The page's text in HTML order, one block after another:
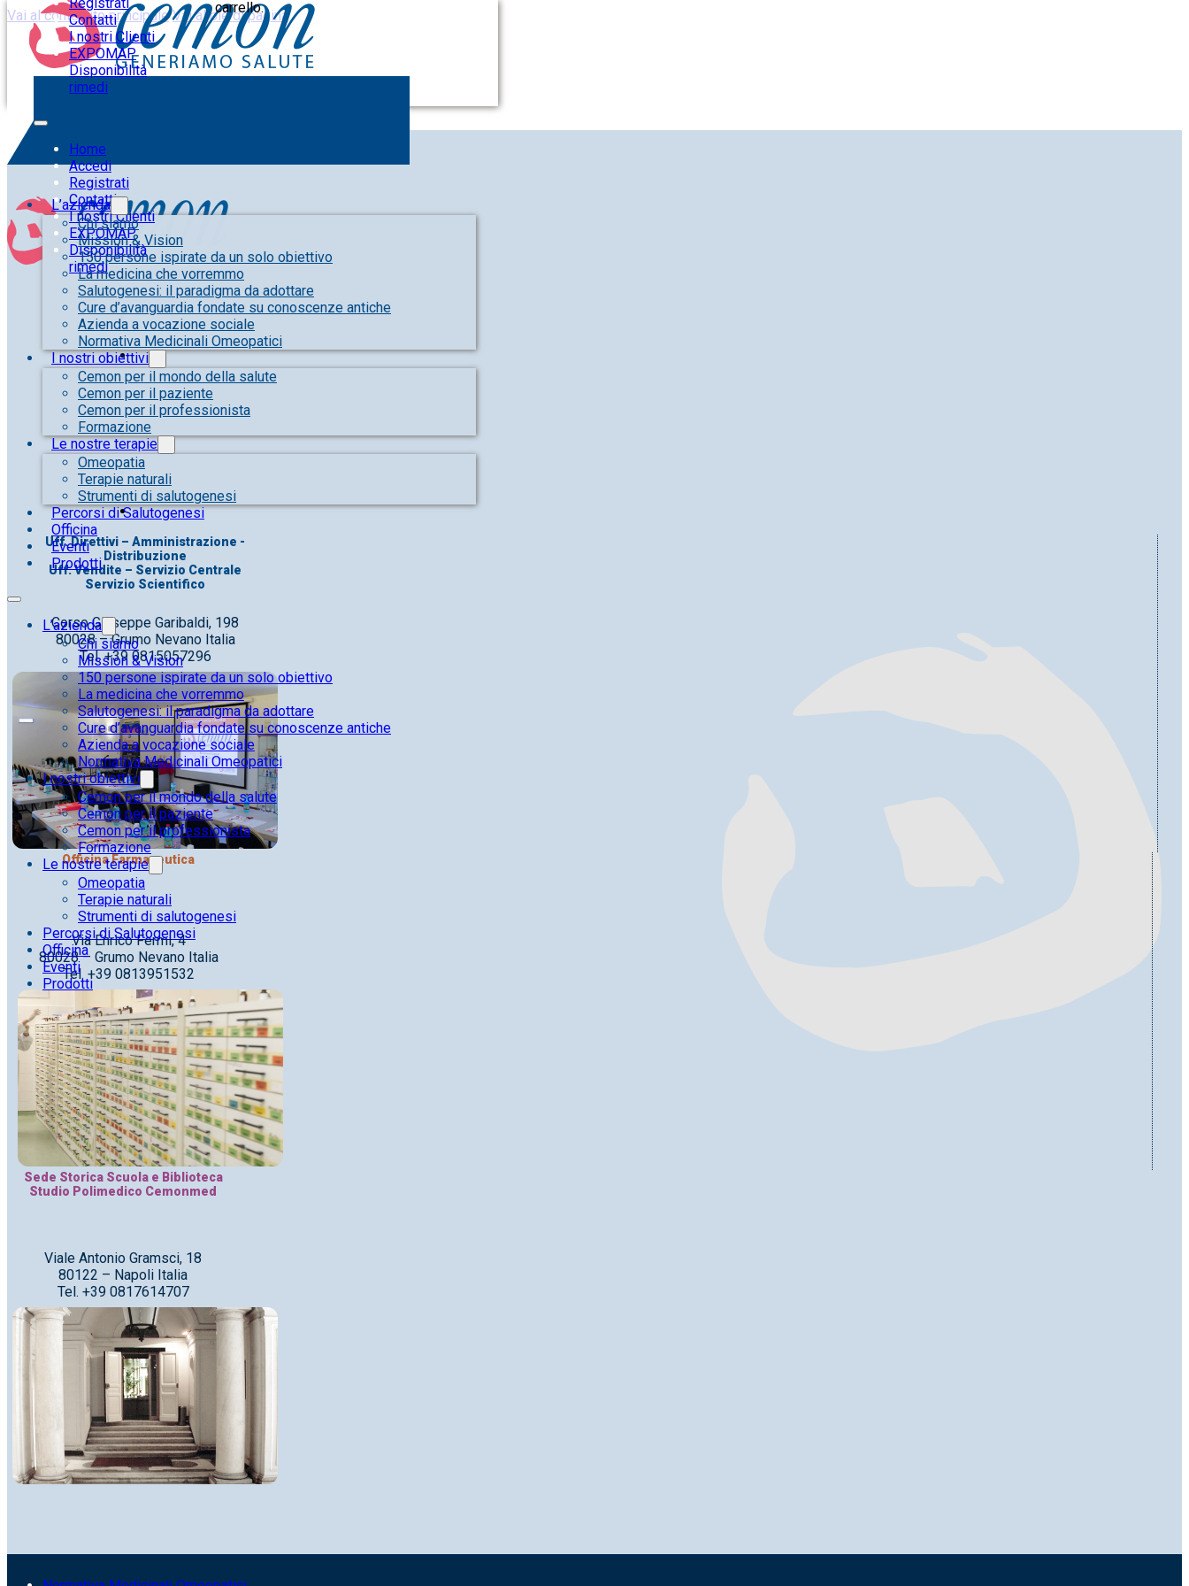
Vai al contenuto principale Vai al piè di pagina
Contatti
I nostri Clienti
EXPOMAP
Disponibilità
rimedi
Home
Accedi
Registrati
Contatti
I nostri Clienti
EXPOMAP
Disponibilità
rimedi
carrello.
L’azienda
Chi siamo
Mission & Vision
150 persone ispirate da un solo obiettivo
La medicina che vorremmo
Salutogenesi: il paradigma da adottare
Cure d’avanguardia fondate su conoscenze antiche
Azienda a vocazione sociale
Normativa Medicinali Omeopatici
I nostri obiettivi
Cemon per il mondo della salute
Cemon per il paziente
Cemon per il professionista
Formazione
Le nostre terapie
Omeopatia
Terapie naturali
Strumenti di salutogenesi
Percorsi di Salutogenesi
Officina
Eventi
Prodotti
L’azienda
Chi siamo
Mission & Vision
150 persone ispirate da un solo obiettivo
La medicina che vorremmo
Salutogenesi: il paradigma da adottare
Cure d’avanguardia fondate su conoscenze antiche
Azienda a vocazione sociale
Normativa Medicinali Omeopatici
I nostri obiettivi
Cemon per il mondo della salute
Cemon per il paziente
Cemon per il professionista
Formazione
Le nostre terapie
Omeopatia
Terapie naturali
Strumenti di salutogenesi
Percorsi di Salutogenesi
Officina
Eventi
Prodotti
Uff. Direttivi – Amministrazione -
Distribuzione
Uff. Vendite – Servizio Centrale
Servizio Scientifico
Corso Giuseppe Garibaldi, 198
80028 – Grumo Nevano Italia
Tel. +39 0815057296
Officina Farmaceutica
Via Enrico Fermi, 4
80028 – Grumo Nevano Italia
Tel. +39 0813951532
Sede Storica Scuola e Biblioteca
Studio Polimedico Cemonmed
Viale Antonio Gramsci, 18
80122 – Napoli Italia
Tel. +39 0817614707